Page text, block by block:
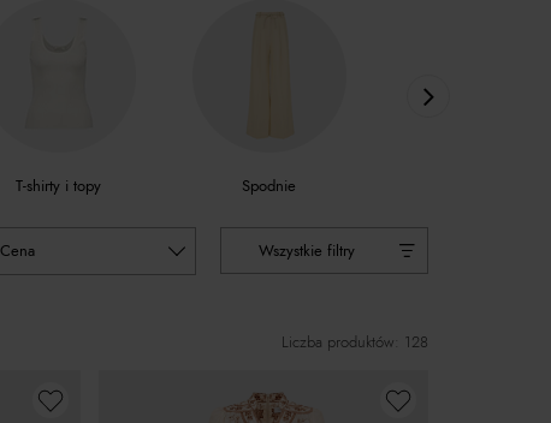
T-shirty i topy Spodnie
cena Wszystkie filtry
Liczba produktów: 128